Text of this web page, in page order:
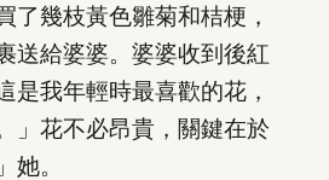
了幾枝黃色雛菊和桔梗，
送給婆婆。婆婆收到後紅
是我年輕時最喜歡的花，
」花不必昂貴，關鍵在於
她。